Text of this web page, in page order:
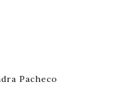
Pacheco